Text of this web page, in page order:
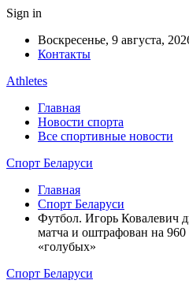
Sign in
Воскресенье, 9 августа,
Контакты
Athletes
Главная
Новости спорта
Все спортивные новости
Спорт Беларуси
Главная
Спорт Беларуси
Футбол. Игорь Ковалевич
матча и оштрафован на
«голубых»
Спорт Беларуси